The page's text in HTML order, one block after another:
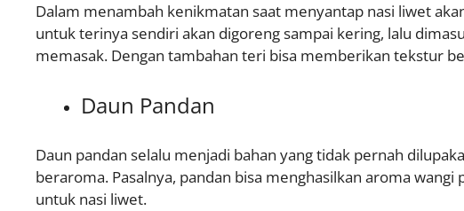
Dalam menambah kenikmatan saat menyantap nasi liwet
untuk terinya sendiri akan digoreng sampai kering, lalu
memasak. Dengan tambahan teri bisa memberikan tekstur
Daun Pandan
Daun pandan selalu menjadi bahan yang tidak pernah
beraroma. Pasalnya, pandan bisa menghasilkan aroma wangi
untuk nasi liwet.